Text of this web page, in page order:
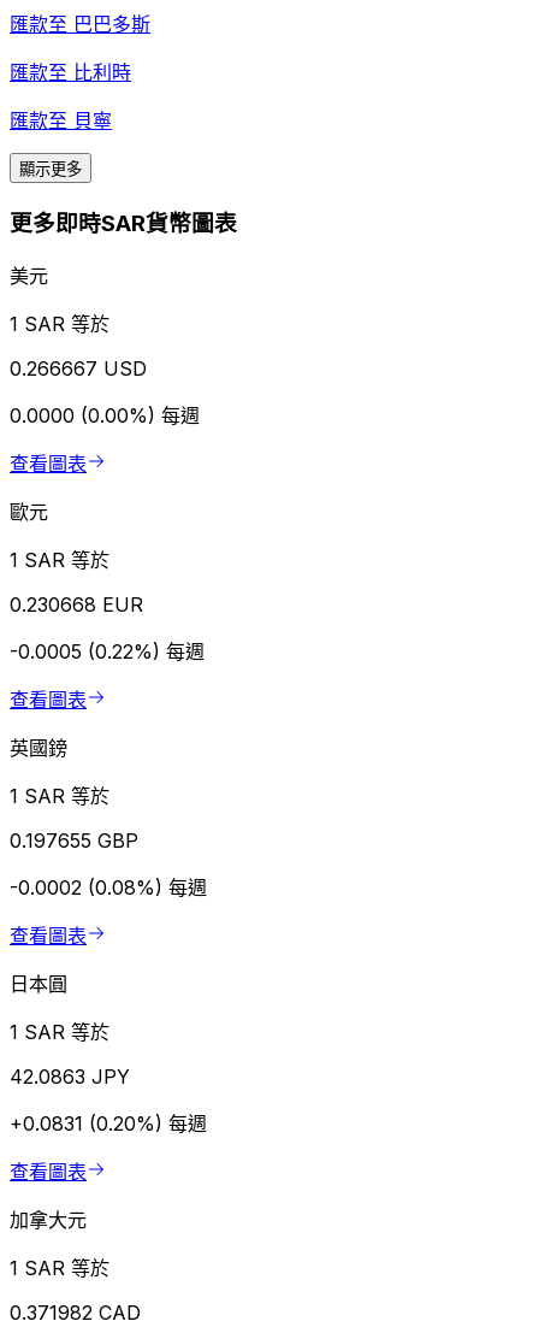
匯款至 巴巴多斯
匯款至 比利時
匯款至 貝寧
顯示更多
更多即時SAR貨幣圖表
美元
1 SAR 等於
0.266667 USD
0.0000 (0.00%) 每週
查看圖表
歐元
1 SAR 等於
0.230668 EUR
-0.0005 (0.22%) 每週
查看圖表
英國鎊
1 SAR 等於
0.197655 GBP
-0.0002 (0.08%) 每週
查看圖表
日本圓
1 SAR 等於
42.0863 JPY
+0.0831 (0.20%) 每週
查看圖表
加拿大元
1 SAR 等於
0.371982 CAD